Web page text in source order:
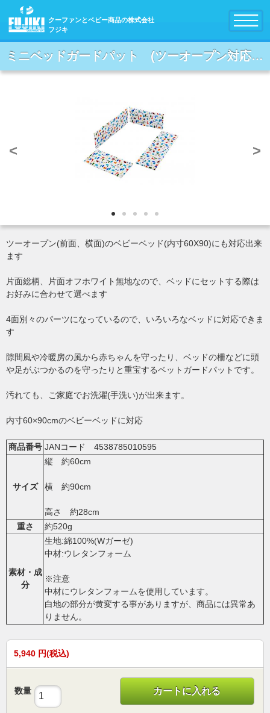
クーファンとベビー商品の株式会社
フジキ
ミニベッドガードパット (ツーオープン対応) アニマルキングダム サックス
< >
ツーオープン(前面、横面)のベビーベッド(内寸60X90)にも対応出来
ます
片面総柄、片面オフホワイト無地なので、ベッドにセットする際は
お好みに合わせて選べます
4面別々のパーツになっているので、いろいろなベッドに対応できま
す
隙間風や冷暖房の風から赤ちゃんを守ったり、ベッドの柵などに頭
や足がぶつかるのを守ったりと重宝するベットガードパットです。
汚れても、ご家庭でお洗濯(手洗い)が出来ます。
内寸60×90cmのベビーベッドに対応
商品番号 JANコード 4538785010595
サイズ
縦 約60cm
横 約90cm
高さ 約28cm
重さ
約520g
素材・成
分
生地:綿100%(Wガーゼ)
中材:ウレタンフォーム
※注意
中材にウレタンフォームを使用しています。
白地の部分が黄変する事がありますが、商品には異常あ
りません。
5,940 円(税込)
数量 カートに入れる